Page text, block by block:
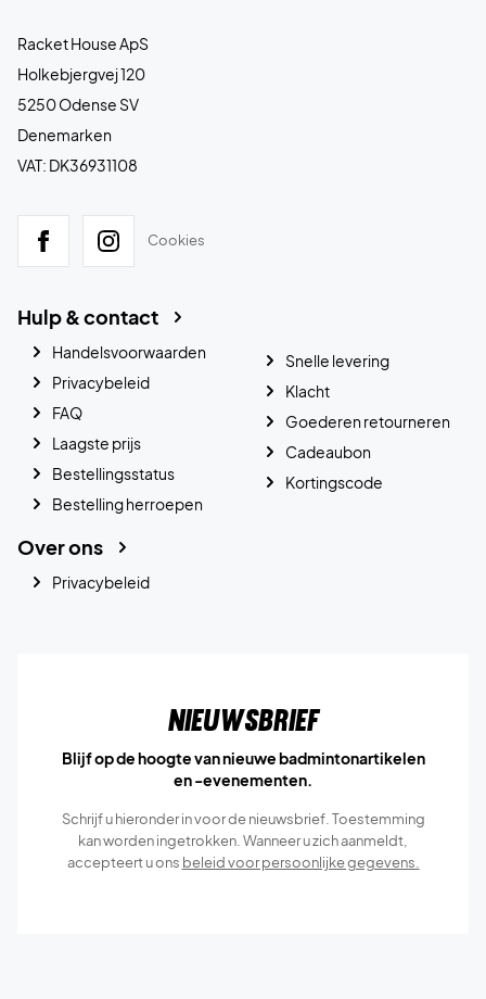
Racket House ApS
Holkebjergvej 120
5250 Odense SV
Denemarken
VAT: DK36931108
Cookies
Hulp & contact
Handelsvoorwaarden
Privacybeleid
FAQ
Laagste prijs
Bestellingsstatus
Bestelling herroepen
Snelle levering
Klacht
Goederen retourneren
Cadeaubon
Kortingscode
Over ons
Privacybeleid
Nieuwsbrief
Blijf op de hoogte van nieuwe badmintonartikelen
en -evenementen.
Schrijf u hieronder in voor de nieuwsbrief. Toestemming
kan worden ingetrokken. Wanneer u zich aanmeldt,
accepteert u ons beleid voor persoonlijke gegevens.